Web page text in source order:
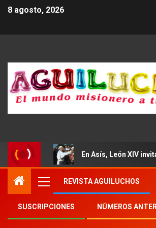
8 agosto, 2026
En Asís, León XIV
REVISTA AGUILUCHOS
SUSCRIPCIONES NÚMEROS